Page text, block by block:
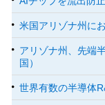
米国アリゾナ州に
アリゾナ州、先端
国）
世界有数の半導体